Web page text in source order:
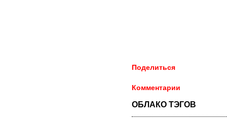
Поделиться
Комментарии
ОБЛАКО ТЭГОВ